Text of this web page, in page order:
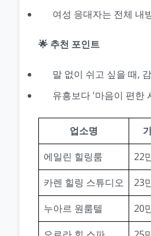
여성 응대자는 전체 내
🌟 추천 포인트
말 없이 쉬고 싶을 때,
유흥보다 '마음이 편한
업소명
에일린 힐링룸
22
카렌 힐링 스튜디오
23
누아르 원룸텔
20